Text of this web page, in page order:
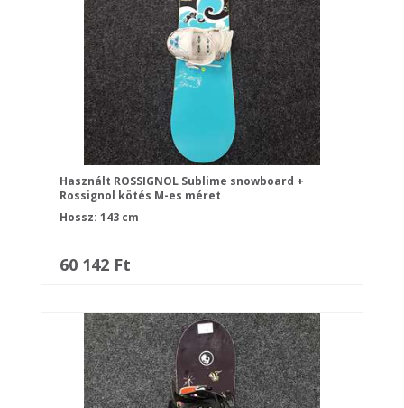
Használt ROSSIGNOL Sublime snowboard +
Rossignol kötés M-es méret
Hossz: 143 cm
60 142 Ft